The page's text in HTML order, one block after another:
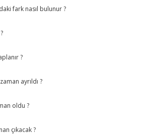
fark nasıl bulunur ?
?
ayrıldı ?
oldu ?
çıkacak ?